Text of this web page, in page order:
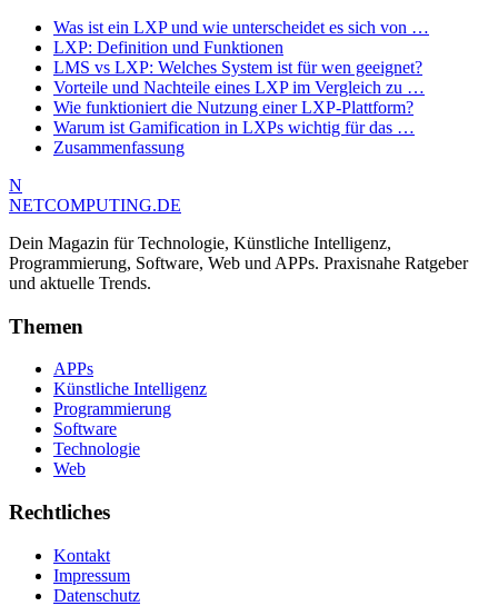
Was ist ein LXP und wie unterscheidet es sich von …
LXP: Definition und Funktionen
LMS vs LXP: Welches System ist für wen geeignet?
Vorteile und Nachteile eines LXP im Vergleich zu …
Wie funktioniert die Nutzung einer LXP-Plattform?
Warum ist Gamification in LXPs wichtig für das …
Zusammenfassung
N
NETCOMPUTING.DE
Dein Magazin für Technologie, Künstliche Intelligenz,
Programmierung, Software, Web und APPs. Praxisnahe Ratgeber
und aktuelle Trends.
Themen
APPs
Künstliche Intelligenz
Programmierung
Software
Technologie
Web
Rechtliches
Kontakt
Impressum
Datenschutz